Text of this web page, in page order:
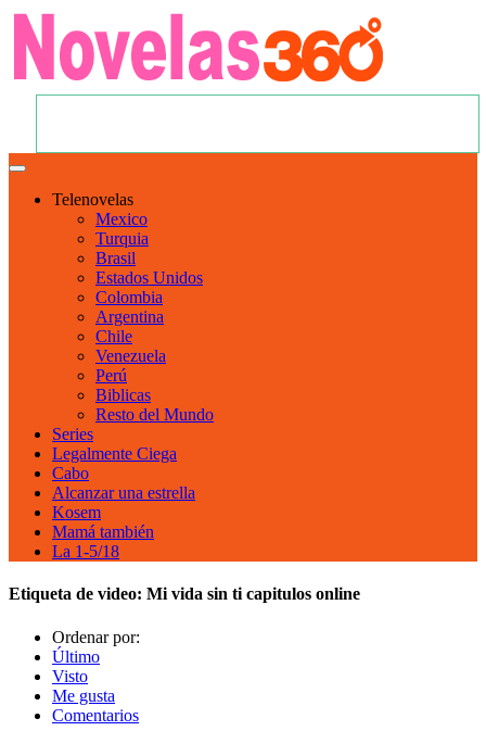
Telenovelas
Mexico
Turquia
Brasil
Estados Unidos
Colombia
Argentina
Chile
Venezuela
Perú
Biblicas
Resto del Mundo
Series
Legalmente Ciega
Cabo
Alcanzar una estrella
Kosem
Mamá también
La 1-5/18
Etiqueta de video: Mi vida sin ti capitulos online
Ordenar por:
Último
Visto
Me gusta
Comentarios